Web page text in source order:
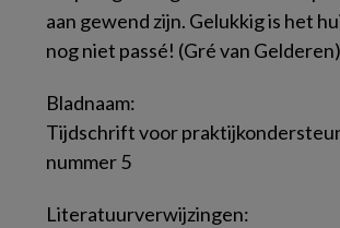
aan gewend zijn. Gelukkig is het
nog niet passé! (Gré van Gelderen)
Bladnaam:
Tijdschrift voor
nummer 5
Literatuurverwijzingen: